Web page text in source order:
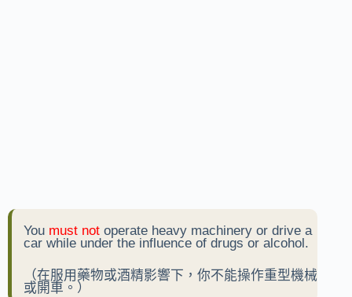
You must not operate heavy machinery or drive a
car while under the influence of drugs or alcohol.
（在服用藥物或酒精影響下，你不能操作重型機械
或開車。）